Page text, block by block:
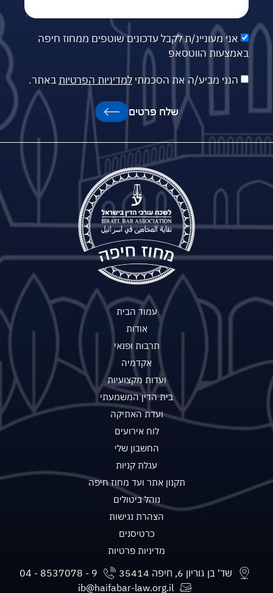
אני מעוניינ/ת לקבל עדכונים שוטפים ממחוז חיפה
באמצעות הווטסאפ
הנני מביע/ה את הסכמתי למדיניות הפרטיות באתר.
שלח פרטים
עמוד הבית
אודות
תרבות ופנאי
אקדמיה
ועדות מקצועיות
בית הדין המשמעתי
ועדת האתיקה
לוח אירועים
החשבון שלי
עגלת קניות
תקנון אתר ועד מחוז חיפה
נוהל ביטולים
הצהרת נגישות
כרטיסנים
מדיניות פרטיות
שד' בן גוריון 6, חיפה 35414
ib@haifabar-law.org.il